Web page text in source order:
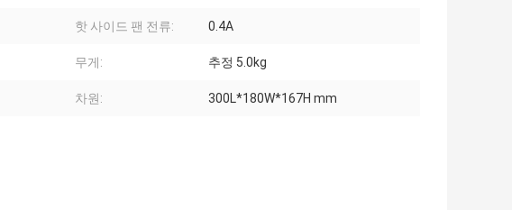
핫 사이드 팬 전류: 0.4A
무게: 추정 5.0kg
차원: 300L*180W*167H mm